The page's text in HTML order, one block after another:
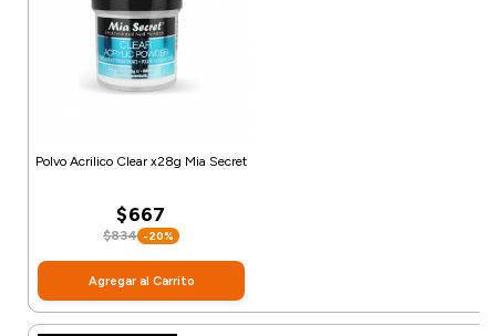
Polvo Acrilico Clear x28g Mia Secret
$667
$834 -20%
Agregar al Carrito